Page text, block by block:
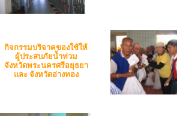
กิจกรรมบริจาคของใช้ให้
ผู้ประสบภัยน้ำท่วม
จังหวัดพระนครศรีอยุธยา
และ จังหวัดอ่างทอง